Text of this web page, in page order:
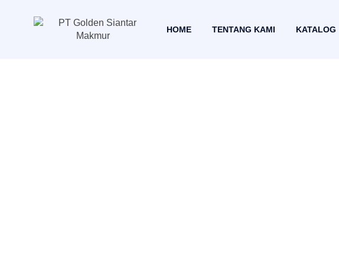
HOME TENTANG KAMI KATALOG